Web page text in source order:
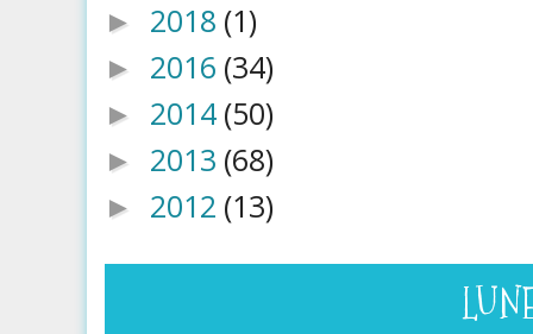
► 2018 (1)
► 2016 (34)
► 2014 (50)
► 2013 (68)
► 2012 (13)